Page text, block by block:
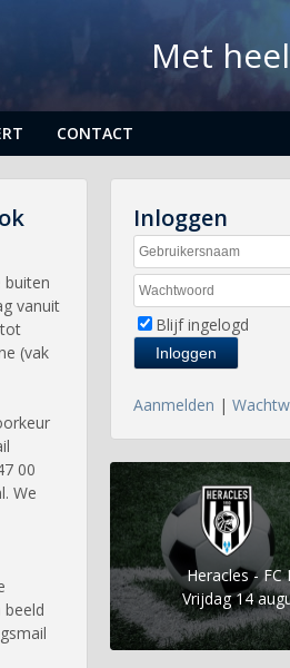
Met
CONTACT
buiten
vanuit
(vak
00
We
beeld
Inloggen
Blijf ingelogd
Aanmelden |
Heracles - FC
Vrijdag 14